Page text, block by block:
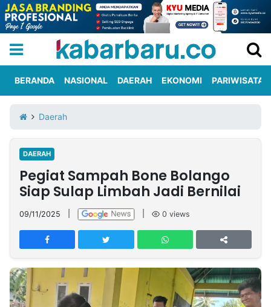
Iklan
Berita
Kami
Nasional
International
Olahraga
Entertainment
Daerah
Pariwisata
Kuliner
Kolom
Network
PT
TREETAN
MULTIMEDIA
INDONESIA
BERANDA NASIONAL DAERAH EKONOMI PARIWISATA
Daerah
DAERAH
Pegiat Sampah Bone Bolango
Siap Sulap Limbah Jadi Bernilai
09/11/2025 0 views